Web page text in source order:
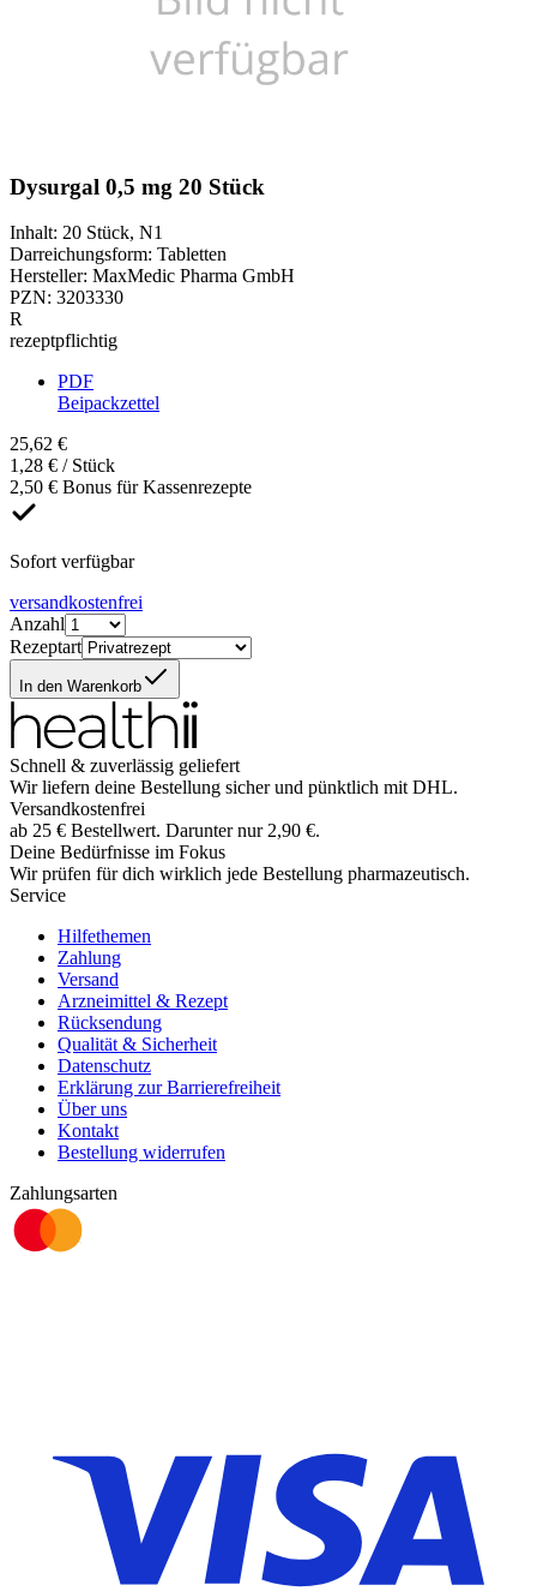
Dysurgal 0,5 mg 20 Stück
Inhalt: 20 Stück, N1
Darreichungsform: Tabletten
Hersteller: MaxMedic Pharma GmbH
PZN: 3203330
R
rezeptpflichtig
PDF
Beipackzettel
25,62 €
1,28 € / Stück
2,50 € Bonus für Kassenrezepte
Sofort verfügbar
versandkostenfrei
Anzahl
Rezeptart
In den Warenkorb
Schnell & zuverlässig geliefert
Wir liefern deine Bestellung sicher und pünktlich mit DHL.
Versandkostenfrei
ab 25 € Bestellwert. Darunter nur 2,90 €.
Deine Bedürfnisse im Fokus
Wir prüfen für dich wirklich jede Bestellung pharmazeutisch.
Service
Hilfethemen
Zahlung
Versand
Arzneimittel & Rezept
Rücksendung
Qualität & Sicherheit
Datenschutz
Erklärung zur Barrierefreiheit
Über uns
Kontakt
Bestellung widerrufen
Zahlungsarten